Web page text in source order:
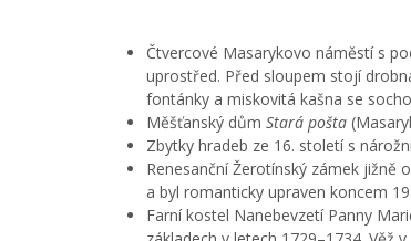
Čtvercové Masarykovo náměstí s
uprostřed. Před sloupem stojí
fontánky a miskovitá kašna se
Měšťanský dům Stará pošta
Zbytky hradeb ze 16. století s
Renesanční Žerotínský zámek jižně
a byl romanticky upraven koncem
Farní kostel Nanebevzetí Panny